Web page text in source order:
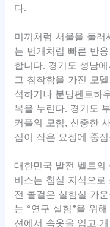
다.
미끼처럼 서울을 둘러
는 번개처럼 빠른 반
합니다. 경기도 성남
그 침착함을 가진 모
석하거나 분당펜트하
복을 누린다. 경기도
커플의 모험, 신중한
집이 작은 요정에 중
대한민국 발전 벨트의
비스는 침실 지식으로
전 콜걸은 실험실 가
는 “연구 실험”을 위
션에서 속옷을 입고